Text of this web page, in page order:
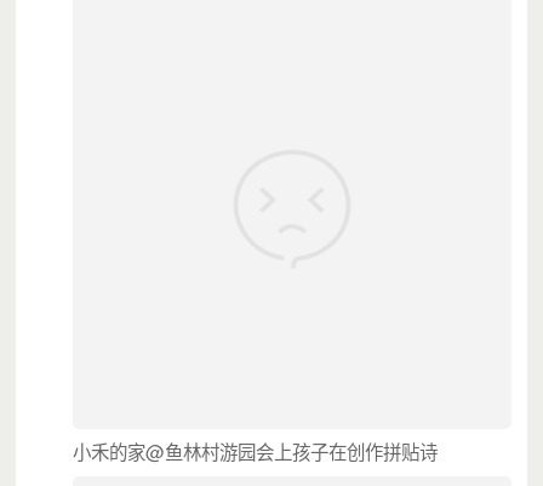
小禾的家@鱼林村游园会上孩子在创作拼贴诗